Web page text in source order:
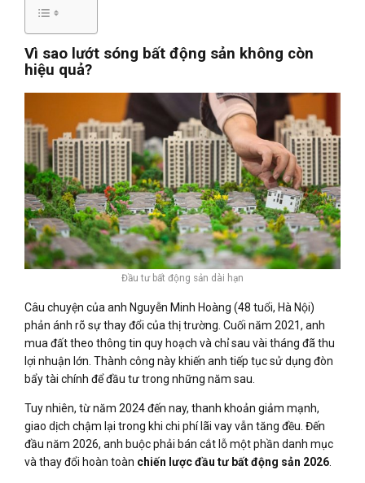
Vì sao lướt sóng bất động sản không còn
hiệu quả?
Đầu tư bất động sản dài hạn
Câu chuyện của anh Nguyễn Minh Hoàng (48 tuổi, Hà Nội)
phản ánh rõ sự thay đổi của thị trường. Cuối năm 2021, anh
mua đất theo thông tin quy hoạch và chỉ sau vài tháng đã thu
lợi nhuận lớn. Thành công này khiến anh tiếp tục sử dụng đòn
bẩy tài chính để đầu tư trong những năm sau.
Tuy nhiên, từ năm 2024 đến nay, thanh khoản giảm mạnh,
giao dịch chậm lại trong khi chi phí lãi vay vẫn tăng đều. Đến
đầu năm 2026, anh buộc phải bán cắt lỗ một phần danh mục
và thay đổi hoàn toàn chiến lược đầu tư bất động sản 2026